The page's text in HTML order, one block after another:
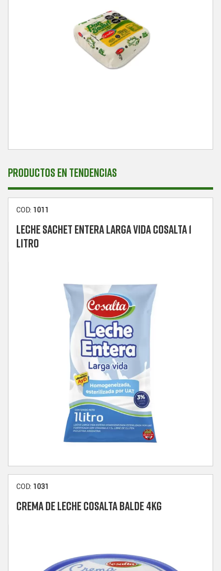
PRODUCTOS EN TENDENCIAS
COD: 1011
LECHE SACHET ENTERA LARGA VIDA COSALTA 1
LITRO
COD: 1031
CREMA DE LECHE COSALTA BALDE 4KG